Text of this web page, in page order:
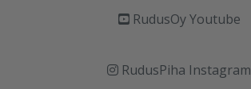
RudusOy Youtube
RudusPiha Instagram